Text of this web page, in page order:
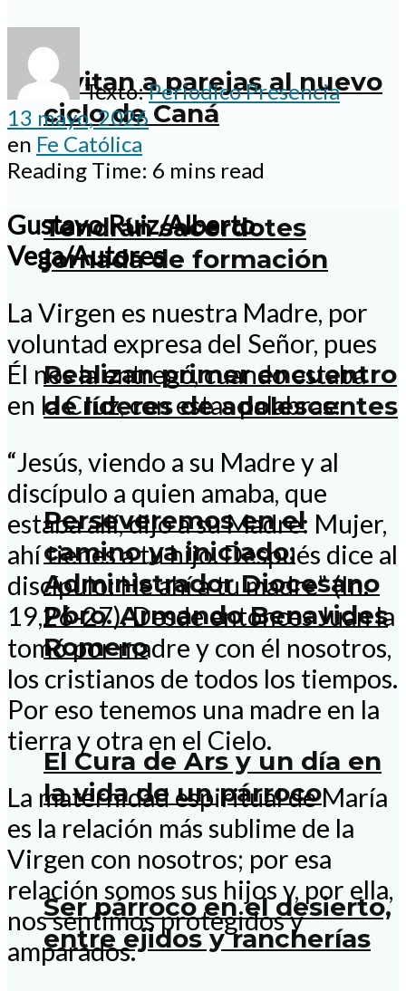
Invitan a parejas al nuevo
ciclo de Caná
Tendrán sacerdotes
jornada de formación
Realizan primer encuentro
de líderes de adolescentes
Perseveremos en el
camino ya iniciado:
Administrador Diocesano
Pbro. Armando Benavides
Romero
El Cura de Ars y un día en
la vida de un párroco
Ser párroco en el desierto,
entre ejidos y rancherías
Texto:Periodico Presencia
13 mayo, 2026
en Fe Católica
Reading Time: 6 mins read
Gustavo Ruiz/Alberto
Vega/Autores
La Virgen es nuestra Madre, por
voluntad expresa del Señor, pues
Él nos la entregó, cuando estaba
en la Cruz, con estas palabras:
“Jesús, viendo a su Madre y al
discípulo a quien amaba, que
estaba allí, dijo a su Madre: Mujer,
ahí tienes a tu hijo. Después dice al
discípulo: He ahí a tu madre” (In.
19,26‑27). Desde entonces Juan la
tomó por madre y con él nosotros,
los cristianos de todos los tiempos.
Por eso tenemos una madre en la
tierra y otra en el Cielo.
La maternidad espiritual de María
es la relación más sublime de la
Virgen con nosotros; por esa
relación somos sus hijos y, por ella,
nos sentimos protegidos y
amparados.